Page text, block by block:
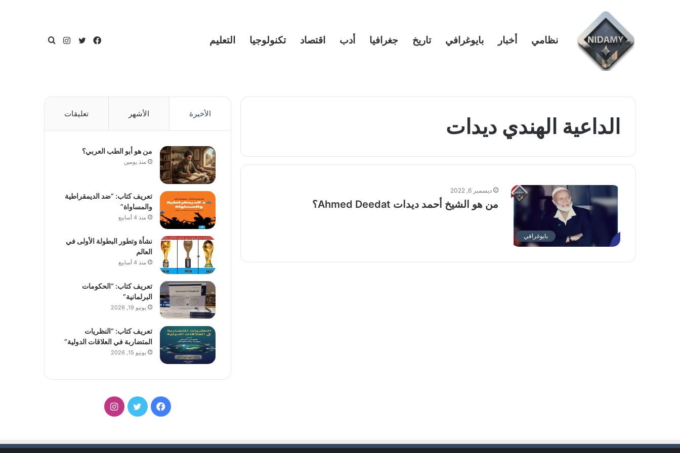
نظامي أخبار بايوغرافي تاريخ جغرافيا أدب اقتصاد تكنولوجيا التعليم بحث
انستقرامتويتر
فيسبوك
الداعية الهندي ديدات
بايوغرافي
ديسمبر 6, 2022
من هو الشيخ أحمد ديدات Ahmed Deedat؟
الأخيرة الأشهر تعليقات
من هو أبو الطب العربي؟
منذ يومين
تعريف كتاب: “ضد الديمقراطية
والمساواة”
منذ 4 أسابيع
نشأة وتطور البطولة الأولى في
العالم
منذ 4 أسابيع
تعريف كتاب: “الحكومات
البرلمانية”
يونيو 19, 2026
تعريف كتاب: “النظريات
المتضاربة في العلاقات الدولية”
يونيو 15, 2026
فيسبوكتويتر انستقرام